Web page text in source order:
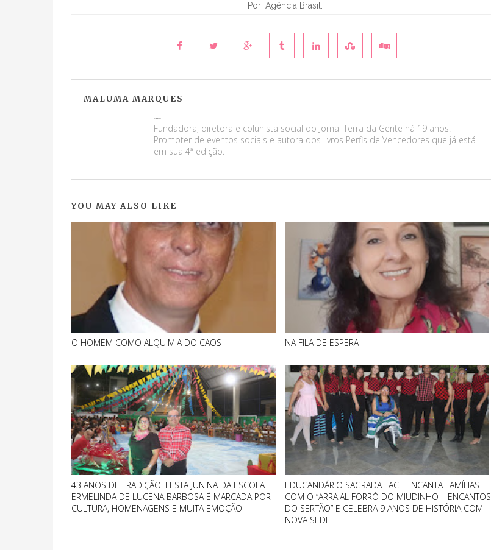
Por: Agência Brasil.
MALUMA MARQUES
Fundadora, diretora e colunista social do Jornal Terra da Gente há 19 anos.
Promoter de eventos sociais e autora dos livros Perfis de Vencedores que já está
em sua 4ª edição.
YOU MAY ALSO LIKE
O HOMEM COMO ALQUIMIA DO CAOS NA FILA DE ESPERA
43 ANOS DE TRADIÇÃO: FESTA JUNINA DA ESCOLA
ERMELINDA DE LUCENA BARBOSA É MARCADA POR
CULTURA, HOMENAGENS E MUITA EMOÇÃO
EDUCANDÁRIO SAGRADA FACE ENCANTA FAMÍLIAS
COM O “ARRAIAL FORRÓ DO MIUDINHO – ENCANTOS
DO SERTÃO” E CELEBRA 9 ANOS DE HISTÓRIA COM
NOVA SEDE